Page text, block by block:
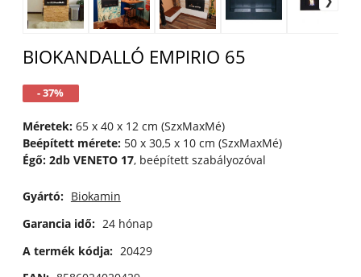
BIOKANDALLÓ EMPIRIO 65
- 37%
Méretek:65 x 40 x 12 cm (SzxMaxMé)
Beépített mérete:50 x 30,5 x 10 cm (SzxMaxMé)
Égő: 2db VENETO 17, beépített szabályozóval
Gyártó: Biokamin
Garancia idő: 24 hónap
A termék kódja: 20429